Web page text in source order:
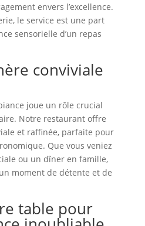
envers l’excellence.
le service est une part
sensorielle d’un repas
conviviale
joue un rôle crucial
Notre restaurant offre
et raffinée, parfaite pour
Que vous veniez
ou un dîner en famille,
moment de détente et de
table pour